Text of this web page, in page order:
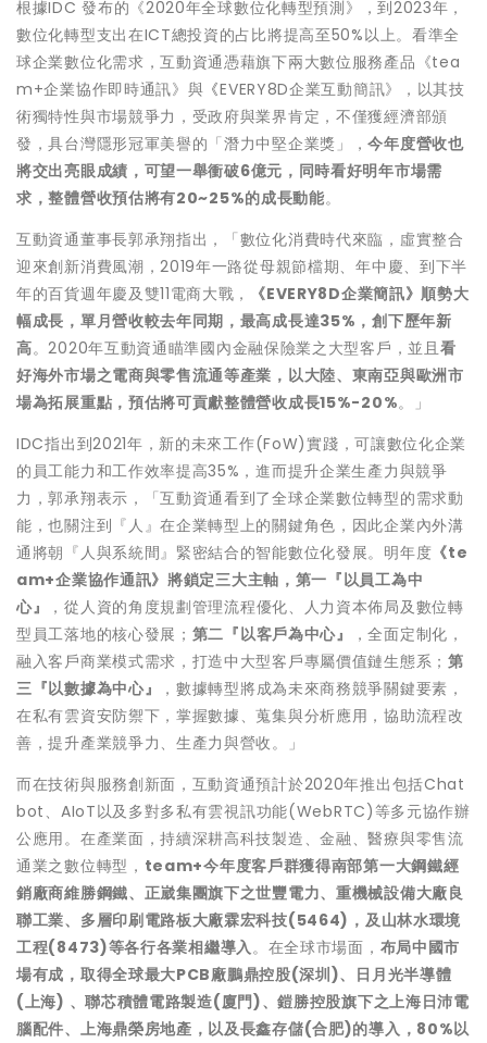
根據IDC 發布的《2020年全球數位化轉型預測》，到2023年，
數位化轉型支出在ICT總投資的占比將提高至50%以上。看準全
球企業數位化需求，互動資通憑藉旗下兩大數位服務產品《tea
m+企業協作即時通訊》與 《EVERY8D企業互動簡訊》，以其技
術獨特性與市場競爭力，受政府與業界肯定，不僅獲經濟部頒
發，具台灣隱形冠軍美譽的「潛力中堅企業獎」，今年度營收也
將交出亮眼成績，可望一舉衝破6億元，同時看好明年市場需
求，整體營收預估將有20~25%的成長動能。
互動資通董事長郭承翔指出，「數位化消費時代來臨，虛實整合
迎來創新消費風潮，2019年一路從母親節檔期、年中慶、到下半
年的百貨週年慶及雙11電商大戰，
《EVERY8D企業簡訊》順勢大
幅成長，單月營收較去年同期，最高成長達35% ，創下歷年新
高。2020年互動資通瞄準國內金融保險業之大型客戶，並且看
好海外市場之電商與零售流通等產業，以大陸、東南亞與歐洲市
場為拓展重點，預估將可貢獻整體營收成長15%-20%。」
IDC指出到2021年，新的未來工作(FoW)實踐，可讓數位化企業
的員工能力和工作效率提高35%，進而提升企業生產力與競爭
力，郭承翔表示，「互動資通看到了全球企業數位轉型的需求動
能，也關注到『人』在企業轉型上的關鍵角色，因此企業內外溝
通將朝『人與系統間』緊密結合的智能數位化發展。明年度 《te
am+企業協作通訊》將鎖定三大主軸，第一『以員工為中
心』
，從人資的角度規劃管理流程優化、人力資本佈局及數位轉
型員工落地的核心發展； 第二『以客戶為中心』
，全面定制化，
融入客戶商業模式需求，打造中大型客戶專屬價值鏈生態系； 第
三『以數據為中心』
，數據轉型將成為未來商務競爭關鍵要素，
在私有雲資安防禦下，掌握數據、蒐集與分析應用，協助流程改
善，提升產業競爭力、生產力與營收。」
而在技術與服務創新面，互動資通預計於2020年推出包括Chat
bot、AIoT以及多對多私有雲視訊功能(WebRTC)等多元協作辦
公應用。在產業面，持續深耕高科技製造、金融、醫療與零售流
通業之數位轉型， team+今年度客戶群獲得南部第一大鋼鐵經
銷廠商維勝鋼鐵、正崴集團旗下之世豐電力、重機械設備大廠良
聯工業、多層印刷電路板大廠霖宏科技(5464) ，及山林水環境
工程(8473)等各行各業相繼導入。在全球市場面， 布局中國市
場有成，取得全球最大PCB廠鵬鼎控股(深圳 )、日月光半導體
(上海) 、聯芯積體電路製造(廈門)、鎧勝控股旗下之上海日沛電
腦配件、上海鼎榮房地產，以及長鑫存儲(合肥)的導入， 80%以